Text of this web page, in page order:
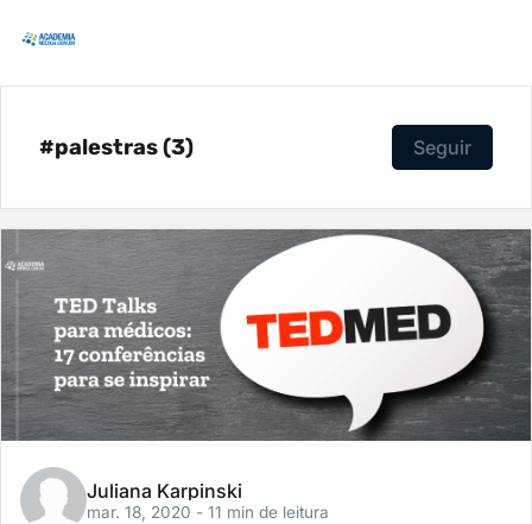
#palestras (3) Seguir
Juliana Karpinski
mar. 18, 2020 - 11 min de leitura